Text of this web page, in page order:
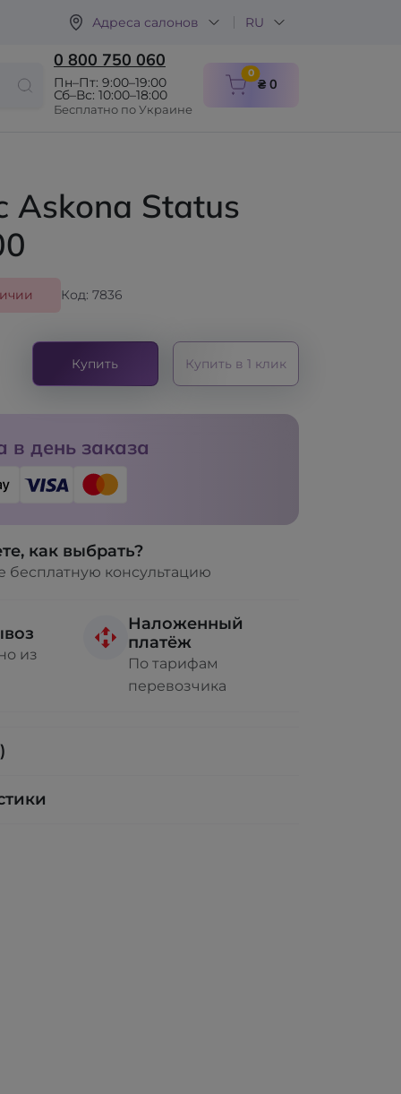
Адреса салонов RU
0 800 750 060
Пн–Пт: 9:00–19:00
Сб–Вс: 10:00–18:00
Бесплатно по Украине
0items in cart
₴ 0
Askona Status
Код: 7836
Купить Купить в 1 клик
в день заказа
как выбрать?
бесплатную консультацию
из
Наложенный
платёж
По тарифам
перевозчика